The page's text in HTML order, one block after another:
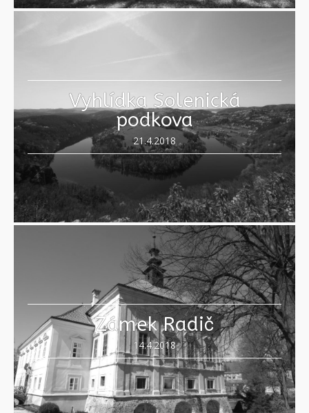
Vyhlídka Solenická
podkova
21.4.2018
Zámek Radič
14.4.2018